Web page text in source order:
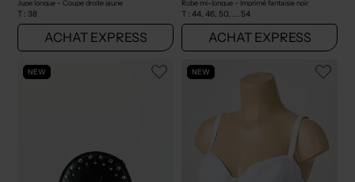
Jupe longue - Coupe droite jaune
T : 38
ACHAT EXPRESS
Robe mi-longue - Imprimé fantaisie noir
T : 44, 46, 50, ... 54
ACHAT EXPRESS
NEW NEW